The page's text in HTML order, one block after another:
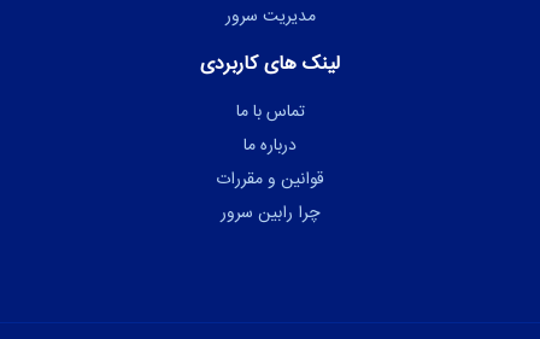
مدیریت سرور
لینک های کاربردی
تماس با ما
درباره ما
قوانین و مقررات
چرا رابین سرور